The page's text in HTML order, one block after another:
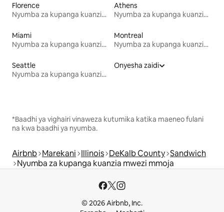
Florence
Nyumba za kupanga kuanzia mwezi mmoja
Athens
Nyumba za kupanga kuanzia mwezi mmoja
Miami
Nyumba za kupanga kuanzia mwezi mmoja
Montreal
Nyumba za kupanga kuanzia mwezi mmoja
Seattle
Nyumba za kupanga kuanzia mwezi mmoja
Onyesha zaidi
*Baadhi ya vighairi vinaweza kutumika katika maeneo fulani
na kwa baadhi ya nyumba.
Airbnb Marekani Illinois DeKalb County Sandwich
Nyumba za kupanga kuanzia mwezi mmoja
© 2026 Airbnb, Inc.